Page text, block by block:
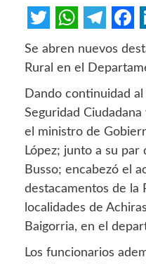
Twitter
Se abren nuevos
Rural en el
Dando continuidad
Seguridad
el ministro de
López; junto a su par
Busso; encabezó el
destacamentos de la
localidades de
Baigorria, en el
Los funcionarios